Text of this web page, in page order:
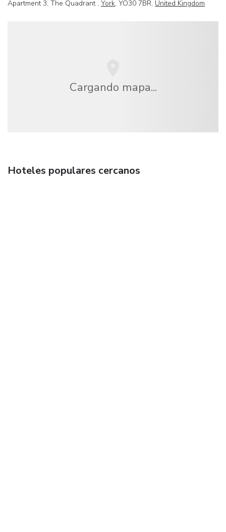
Apartment 3, The Quadrant , York, YO30 7BR, United Kingdom
Cargando mapa...
Hoteles populares cercanos